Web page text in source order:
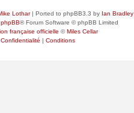
Lothar| Ported to phpBB3.3 by Ian Bradley
phpBB® Forum Software © phpBB Limited
française officielle ©Miles Cellar
Confidentialité | Conditions